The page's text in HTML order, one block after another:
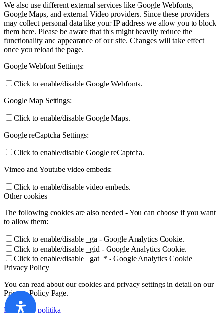
We also use different external services like Google Webfonts,
Google Maps, and external Video providers. Since these providers
may collect personal data like your IP address we allow you to block
them here. Please be aware that this might heavily reduce the
functionality and appearance of our site. Changes will take effect
once you reload the page.
Google Webfont Settings:
Click to enable/disable Google Webfonts.
Google Map Settings:
Click to enable/disable Google Maps.
Google reCaptcha Settings:
Click to enable/disable Google reCaptcha.
Vimeo and Youtube video embeds:
Click to enable/disable video embeds.
Other cookies
The following cookies are also needed - You can choose if you want
to allow them:
Click to enable/disable _ga - Google Analytics Cookie.
Click to enable/disable _gid - Google Analytics Cookie.
Click to enable/disable _gat_* - Google Analytics Cookie.
Privacy Policy
You can read about our cookies and privacy settings in detail on our
Privacy Policy Page.
Privatumo politika